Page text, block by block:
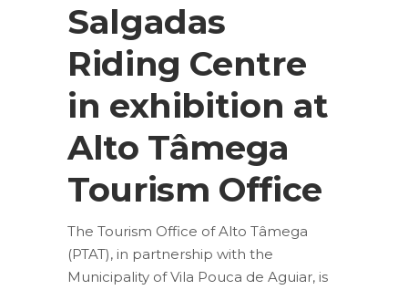
Salgadas
Riding Centre
in exhibition at
Alto Tâmega
Tourism Office
The Tourism Office of Alto Tâmega
(PTAT), in partnership with the
Municipality of Vila Pouca de Aguiar, is